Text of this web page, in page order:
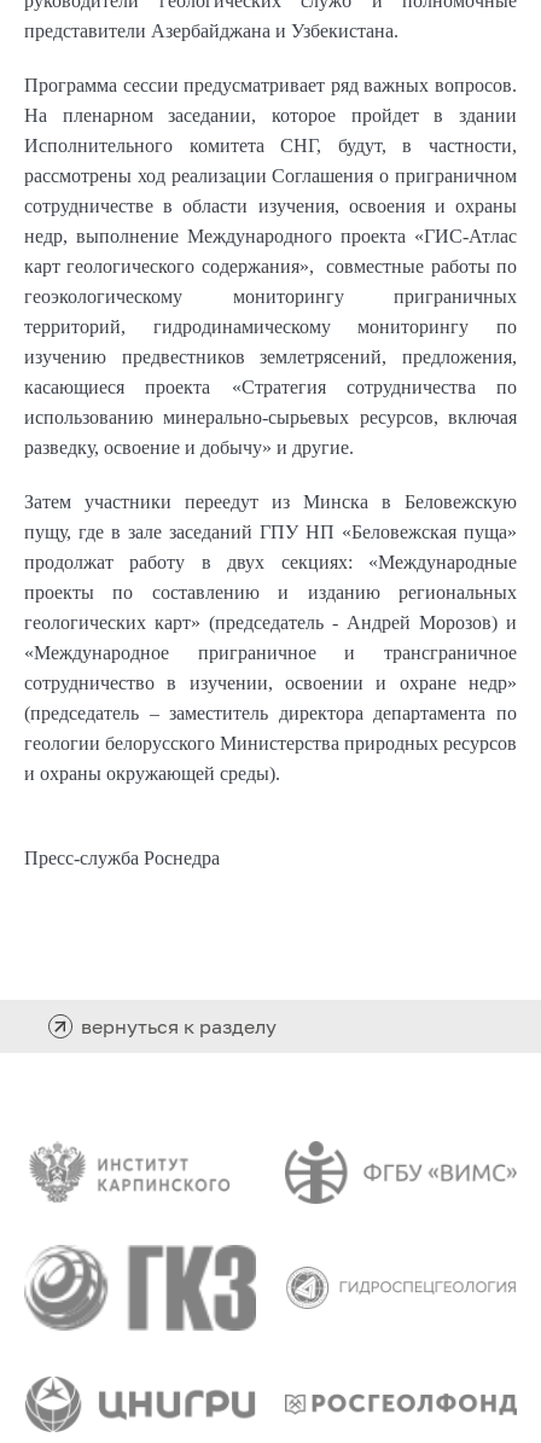
представители Азербайджана и Узбекистана.
Программа сессии предусматривает ряд важных вопросов.
На пленарном заседании, которое пройдет в здании
Исполнительного комитета СНГ, будут, в частности,
рассмотрены ход реализации Соглашения о приграничном
сотрудничестве в области изучения, освоения и охраны
недр, выполнение Международного проекта «ГИС-Атлас
карт геологического содержания», совместные работы по
геоэкологическому мониторингу приграничных
территорий, гидродинамическому мониторингу по
изучению предвестников землетрясений, предложения,
касающиеся проекта «Стратегия сотрудничества по
использованию минерально-сырьевых ресурсов, включая
разведку, освоение и добычу» и другие.
Затем участники переедут из Минска в Беловежскую
пущу, где в зале заседаний ГПУ НП «Беловежская пуща»
продолжат работу в двух секциях: «Международные
проекты по составлению и изданию региональных
геологических карт» (председатель - Андрей Морозов) и
«Международное приграничное и трансграничное
сотрудничество в изучении, освоении и охране недр»
(председатель – заместитель директора департамента по
геологии белорусского Министерства природных ресурсов
и охраны окружающей среды).
Пресс-служба Роснедра
вернуться к разделу